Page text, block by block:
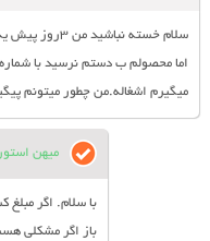
سلام خسته
اما محصولم ب دستم نرسید با
میگیرم اشغاله.من چطور میتونم
میهن استور
با سلام. اگر
باز اگر مشکلی